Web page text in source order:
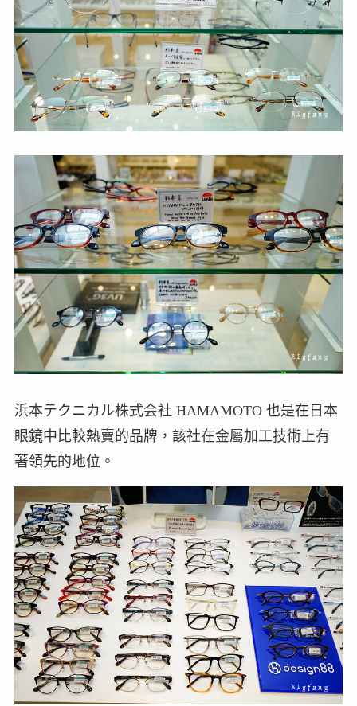
浜本テクニカル株式会社 HAMAMOTO 也是在日本
眼鏡中比較熱賣的品牌，該社在金屬加工技術上有
著領先的地位。